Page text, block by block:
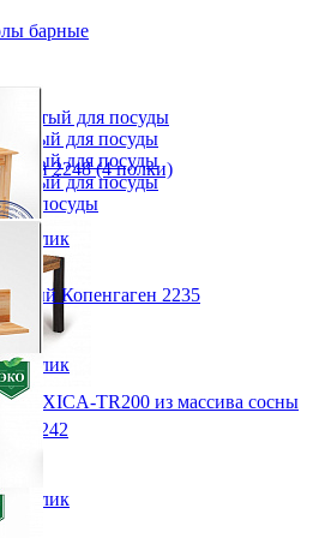
барные
для посуды
для посуды
для посуды
для посуды
для посуды
MEXICA-TR200 из массива сосны
2248 (4 полки)
в 1 клик
Копенгаген 2235
1 клик
2242
1 клик